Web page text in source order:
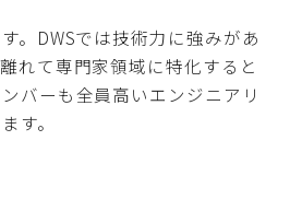
。DWSでは技術力に強みがあ
れて専門家領域に特化すると
バーも全員高いエンジニアリ
す。